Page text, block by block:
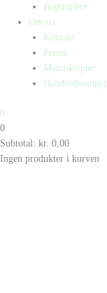
Bogtrailere
Om os
Kontakt
Presse
Manuskripter
0
0
Subtotal: kr. 0,00
Ingen produkter i kurven